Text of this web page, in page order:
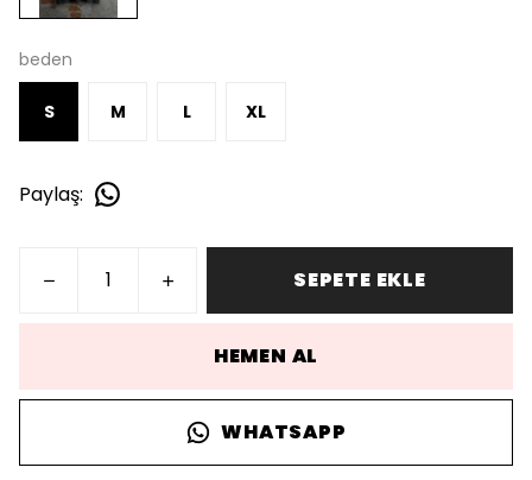
beden
S M L XL
Paylaş:
SEPETE EKLE
HEMEN AL
WHATSAPP